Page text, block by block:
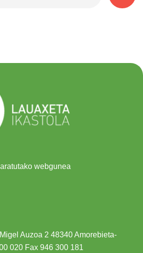
webgunea
Auzoa 2 48340 Amorebieta-
020 Fax 946 300 181